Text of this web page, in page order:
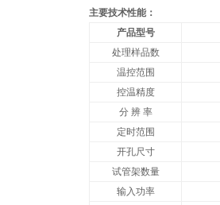
主要技术性能：
产品型号
处理样品数
温控范围
控温精度
分 辨 率
定时范围
开孔尺寸
试管架数量
输入功率